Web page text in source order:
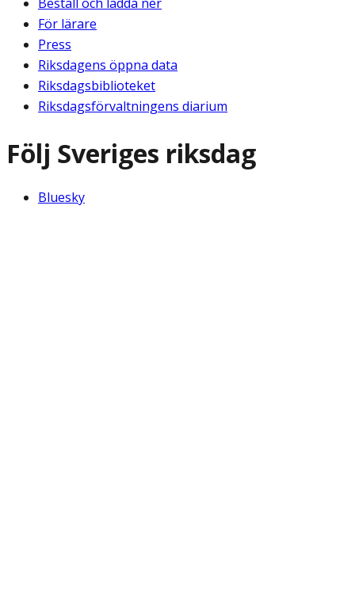
För lärare
Press
Riksdagens öppna data
Riksdagsbiblioteket
Riksdagsförvaltningens diarium
Följ Sveriges riksdag
Bluesky